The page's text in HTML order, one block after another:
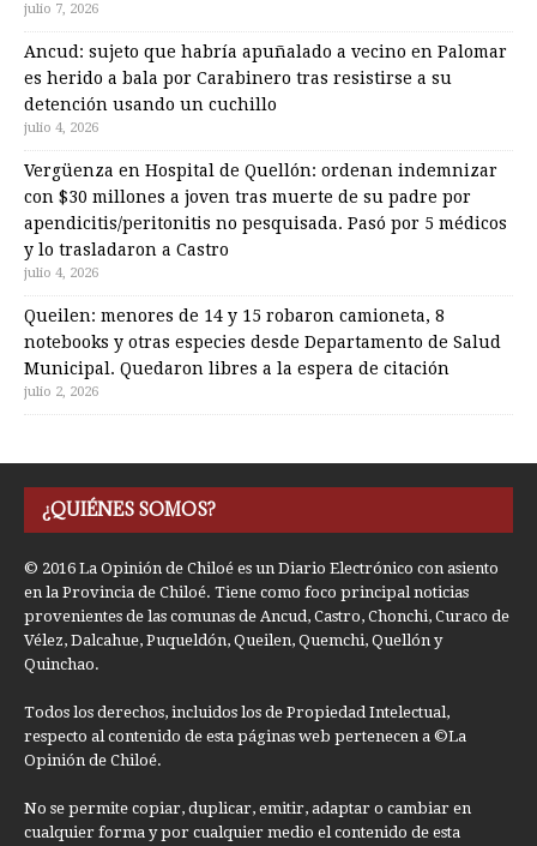
julio 7, 2026
Ancud: sujeto que habría apuñalado a vecino en Palomar
es herido a bala por Carabinero tras resistirse a su
detención usando un cuchillo
julio 4, 2026
Vergüenza en Hospital de Quellón: ordenan indemnizar
con $30 millones a joven tras muerte de su padre por
apendicitis/peritonitis no pesquisada. Pasó por 5 médicos
y lo trasladaron a Castro
julio 4, 2026
Queilen: menores de 14 y 15 robaron camioneta, 8
notebooks y otras especies desde Departamento de Salud
Municipal. Quedaron libres a la espera de citación
julio 2, 2026
¿QUIÉNES SOMOS?
© 2016 La Opinión de Chiloé es un Diario Electrónico con asiento
en la Provincia de Chiloé. Tiene como foco principal noticias
provenientes de las comunas de Ancud, Castro, Chonchi, Curaco de
Vélez, Dalcahue, Puqueldón, Queilen, Quemchi, Quellón y
Quinchao.
Todos los derechos, incluidos los de Propiedad Intelectual,
respecto al contenido de esta páginas web pertenecen a ©La
Opinión de Chiloé.
No se permite copiar, duplicar, emitir, adaptar o cambiar en
cualquier forma y por cualquier medio el contenido de esta